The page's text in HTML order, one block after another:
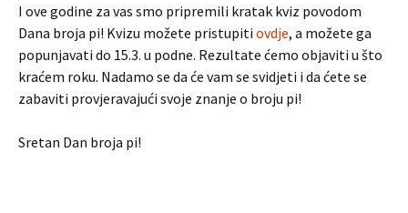
I ove godine za vas smo pripremili kratak kviz povodom
Dana broja pi! Kvizu možete pristupiti ovdje, a možete ga
popunjavati do 15.3. u podne. Rezultate ćemo objaviti u što
kraćem roku. Nadamo se da će vam se svidjeti i da ćete se
zabaviti provjeravajući svoje znanje o broju pi!
Sretan Dan broja pi!